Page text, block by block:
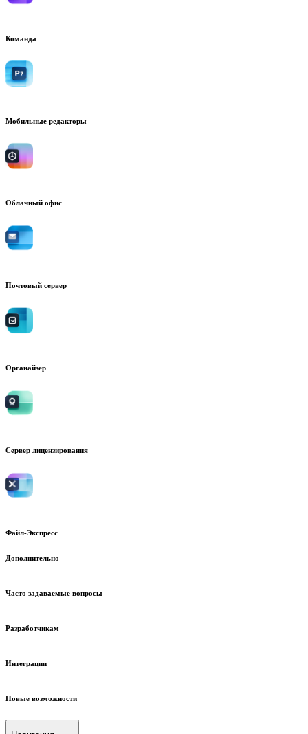
Команда
Мобильные редакторы
Облачный офис
Почтовый сервер
Органайзер
Сервер лицензирования
Файл-Экспресс
Дополнительно
Часто задаваемые вопросы
Разработчикам
Интеграции
Новые возможности